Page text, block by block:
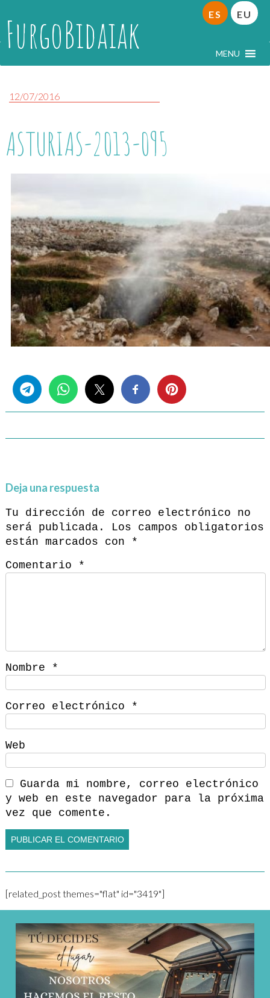
FurgoBidaiak MENU
ES EU
12/07/2016
ASTURIAS-2013-095
Deja una respuesta
Tu dirección de correo electrónico no
será publicada.
Los campos obligatorios
están marcados con
*
Comentario
*
Nombre *
Correo electrónico *
Web
Guarda mi nombre, correo electrónico
y web en este navegador para la próxima
vez que comente.
[related_post themes="flat" id="3419"]